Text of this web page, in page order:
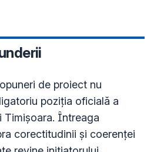
de proiect nu
poziţia oficială a
Timișoara. Întreaga
corectitudinii și coerenței